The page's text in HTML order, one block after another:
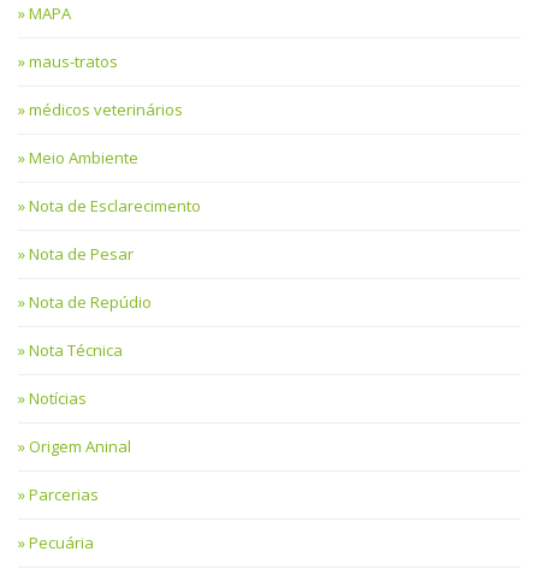
MAPA
maus-tratos
médicos veterinários
Meio Ambiente
Nota de Esclarecimento
Nota de Pesar
Nota de Repúdio
Nota Técnica
Notícias
Origem Aninal
Parcerias
Pecuária